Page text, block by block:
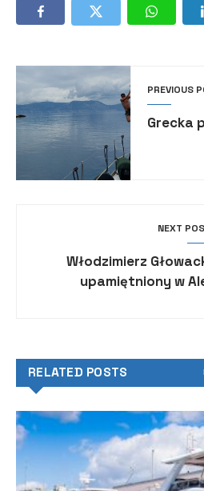
PREVIOUS
Grecka
NEXT
Włodzimierz
upamiętniony w
RELATED POSTS